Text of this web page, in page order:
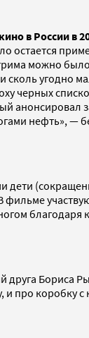
в России в
остается
можно было
сколь угодно
черных
анонсировал
нефть», —
дети
фильме
благодаря
Бориса
и про коробку